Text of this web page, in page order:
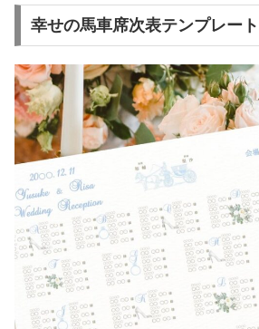
幸せの馬車席次表テンプレート